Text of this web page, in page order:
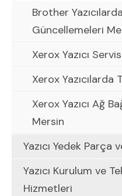
Brother
Güncellemeleri
Xerox Yazıcı
Xerox
Xerox Yazıcı Ağ
Mersin
Yazıcı Yedek Parça
Yazıcı Kurulum ve
Hizmetleri